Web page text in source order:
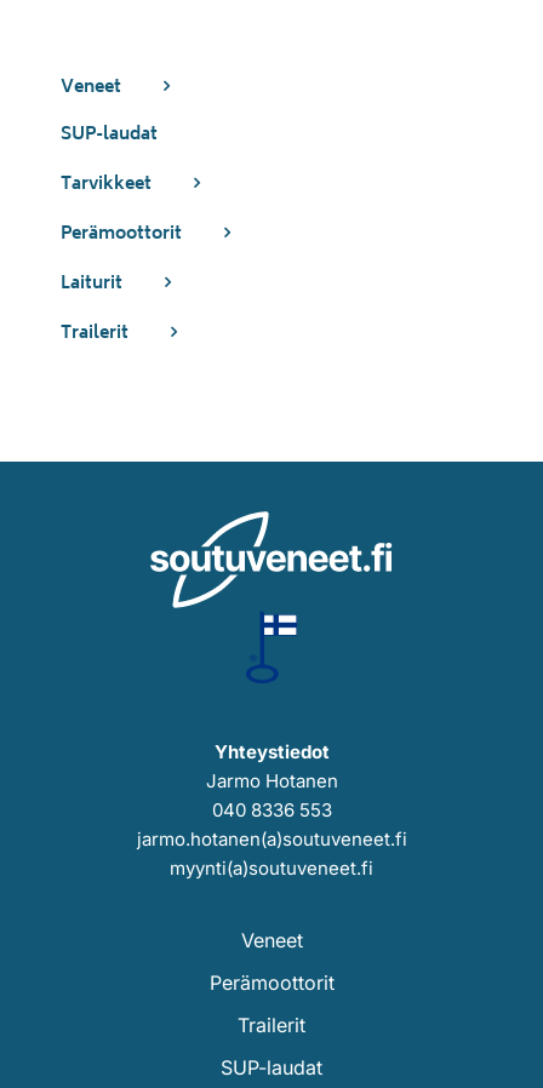
Asiakaskokemuksia
Veneet
SUP-laudat
Tarvikkeet
Perämoottorit
Laiturit
Trailerit
Yhteystiedot
Jarmo Hotanen
040 8336 553
jarmo.hotanen(a)soutuveneet.fi
myynti(a)soutuveneet.fi
Veneet
Perämoottorit
Trailerit
SUP-laudat